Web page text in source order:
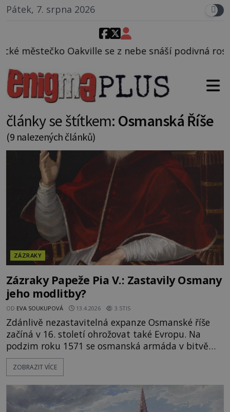
Pátek, 7. srpna 2026
z nebe snáší podivná rosolovitá látka neznámého
články se štítkem: Osmanská Říše
(9 nalezených článků)
ZÁZRAKY
Zázraky Papeže Pia V.: Zastavily Osmany
jeho modlitby?
OD EVA SOUKUPOVÁ 13.4.2026 3.5TIS
Zdánlivě nezastavitelná expanze Osmanské říše
začíná v 16. století ohrožovat také Evropu. Na
podzim roku 1571 se osmanská armáda v bitvě
utká se Svatou ligou a navzdory výrazné početní
přesile se dočká své první velké porážky. Podíl na
jeho modlitby k Panně Marii. Italský kněz Antonio
Ghislieri (1504–1572),
ZOBRAZIT VÍCE